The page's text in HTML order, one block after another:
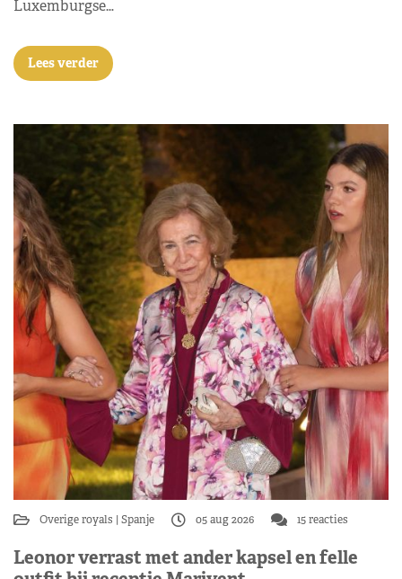
Luxemburgse…
Lees verder
Overige royals Spanje 05 aug 2026 15 reacties
Leonor verrast met ander kapsel en felle